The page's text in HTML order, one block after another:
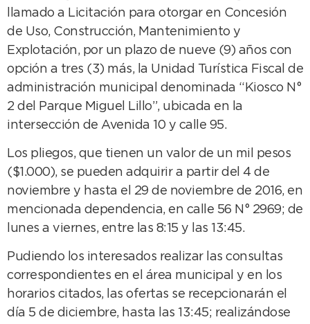
llamado a Licitación para otorgar en Concesión
de Uso, Construcción, Mantenimiento y
Explotación, por un plazo de nueve (9) años con
opción a tres (3) más, la Unidad Turística Fiscal de
administración municipal denominada “Kiosco N°
2 del Parque Miguel Lillo”, ubicada en la
intersección de Avenida 10 y calle 95.
Los pliegos, que tienen un valor de un mil pesos
($1.000), se pueden adquirir a partir del 4 de
noviembre y hasta el 29 de noviembre de 2016, en
mencionada dependencia, en calle 56 N° 2969; de
lunes a viernes, entre las 8:15 y las 13:45.
Pudiendo los interesados realizar las consultas
correspondientes en el área municipal y en los
horarios citados, las ofertas se recepcionarán el
día 5 de diciembre, hasta las 13:45; realizándose